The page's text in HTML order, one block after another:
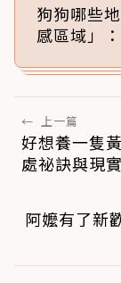
狗狗哪些
感區域」
← 上一篇
好想養一隻
處祕訣與現
阿嬤有了新